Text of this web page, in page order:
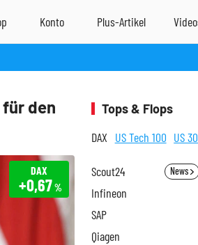
den
DAX
+0,67%
Tops & Flops
DAX US Tech 100 US 30
Scout24 News
Infineon
SAP
Qiagen